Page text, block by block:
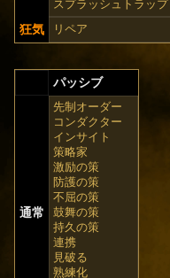
スプラッシュトラップ
狂気 リペア
パッシブ
通常
先制オーダー
コンダクター
インサイト
策略家
激励の策
防護の策
不屈の策
鼓舞の策
持久の策
連携
見破る
熟練化